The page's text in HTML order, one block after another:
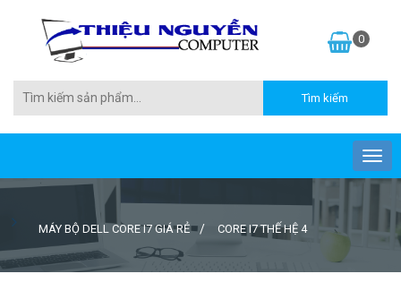
0
MÁY BỘ DELL CORE I7 GIÁ RẺ CORE I7 THẾ HỆ 4